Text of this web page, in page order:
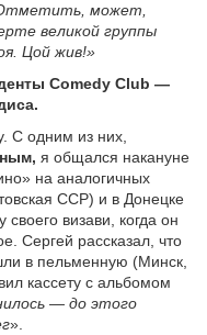
может,
великой группы
Цой жив!»
Comedy Club —
С одним из них,
я общался накануне
на аналогичных
ССР) и в Донецке
визави, когда он
Сергей рассказал, что
в пельменную (Минск,
кассету с альбомом
— до этого
».